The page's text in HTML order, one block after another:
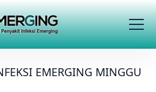
EMERGING MINGGU